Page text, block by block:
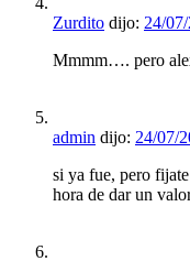
Zurdito dijo: 24/
Mmmm…. pero
admin dijo: 24/07/
si ya fue, pero
hora de dar un